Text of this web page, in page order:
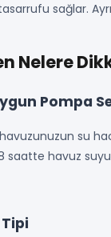
sağlar.
Nelere
Pompa
su
saatte havuz